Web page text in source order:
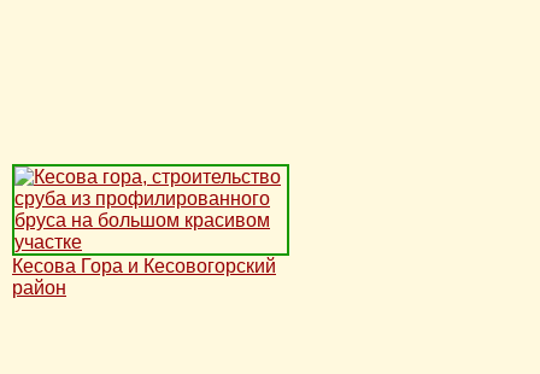
Кесова Гора и Кесовогорский
район